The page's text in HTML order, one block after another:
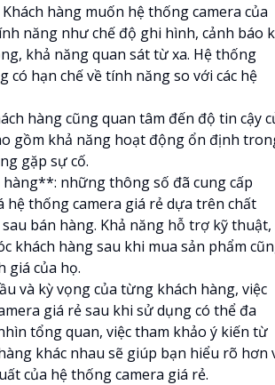
hàng muốn hệ thống camera của
năng như chế độ ghi hình, cảnh báo
khả năng quan sát từ xa. Hệ thống
có hạn chế về tính năng so với các hệ
hàng cũng quan tâm đến độ tin cậy
gồm khả năng hoạt động ổn định
gặp sự cố.
những thông số đã cung cấp
hệ thống camera giá rẻ dựa trên chất
bán hàng. Khả năng hỗ trợ kỹ thuật,
khách hàng sau khi mua sản phẩm
giá của họ.
và kỳ vọng của từng khách hàng, việc
giá rẻ sau khi sử dụng có thể đa
tổng quan, việc tham khảo ý kiến từ
khác nhau sẽ giúp bạn hiểu rõ hơn
của hệ thống camera giá rẻ.